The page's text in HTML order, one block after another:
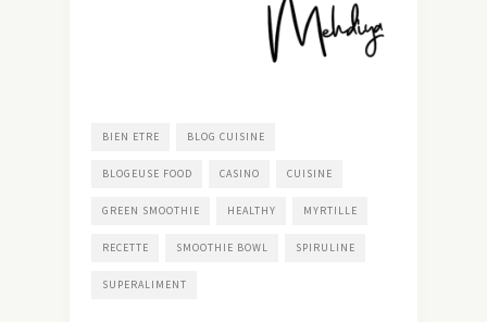
BIEN ETRE BLOG CUISINE
BLOGEUSE FOOD CASINO CUISINE
GREEN SMOOTHIE HEALTHY MYRTILLE
RECETTE SMOOTHIE BOWL SPIRULINE
SUPERALIMENT